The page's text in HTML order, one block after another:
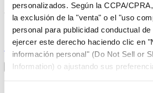
personalizados. Según la CCPA/
la exclusión de la "venta" o el "uso
personal para publicidad conductual
ejercer este derecho haciendo clic en
información personal" (Do Not Sell or
Information) o ajustando sus
Únase al club Certina
Suscríbase para recibir información exclusiva
Suscríbase
Seleccionar país/región
Alternador de idioma